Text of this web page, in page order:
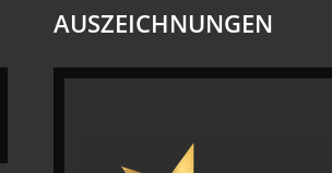
AUSZEICHNUNGEN